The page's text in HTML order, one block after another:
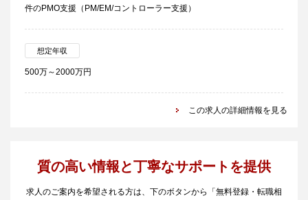
件のPMO支援（PM/EM/コントローラー支援）
想定年収
500万～2000万円
この求人の詳細情報を見る
質の高い情報と丁寧なサポートを提供
求人のご案内を希望される方は、下のボタンから「無料登録・転職相